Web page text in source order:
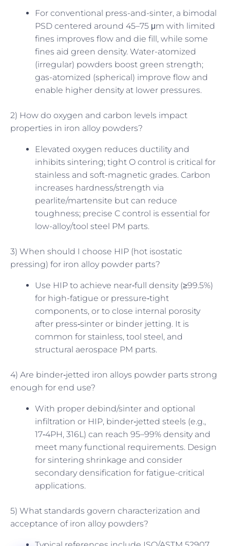
For conventional press-and-sinter, a bimodal
PSD centered around 45–75 μm with limited
fines improves flow and die fill, while some
fines aid green density. Water-atomized
(irregular) powders boost green strength;
gas-atomized (spherical) improve flow and
enable higher density at lower pressures.
2) How do oxygen and carbon levels impact
properties in iron alloy powders?
Elevated oxygen reduces ductility and
inhibits sintering; tight O control is critical for
stainless and soft-magnetic grades. Carbon
increases hardness/strength via
pearlite/martensite but can reduce
toughness; precise C control is essential for
low-alloy/tool steel PM parts.
3) When should I choose HIP (hot isostatic
pressing) for iron alloy powder parts?
Use HIP to achieve near‑full density (≥99.5%)
for high-fatigue or pressure‑tight
components, or to close internal porosity
after press‑sinter or binder jetting. It is
common for stainless, tool steel, and
structural aerospace PM parts.
4) Are binder‑jetted iron alloys powder parts strong
enough for end use?
With proper debind/sinter and optional
infiltration or HIP, binder‑jetted steels (e.g.,
17‑4PH, 316L) can reach 95–99% density and
meet many functional requirements. Design
for sintering shrinkage and consider
secondary densification for fatigue-critical
applications.
5) What standards govern characterization and
acceptance of iron alloy powders?